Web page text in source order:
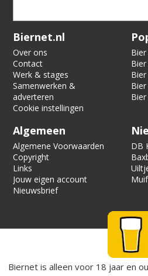
Verification code:
Biernet.nl
Over ons
Contact
Werk & stages
Samenwerken &
adverteren
Cookie instellingen
Algemeen
Algemene Voorwaarden
Copyright
Links
Jouw eigen account
Nieuwsbrief
DB
the
Biernet is alleen voor 18 jaar en